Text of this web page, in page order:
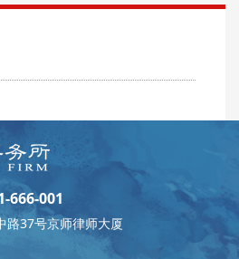
666-001
路37号京师律师大厦